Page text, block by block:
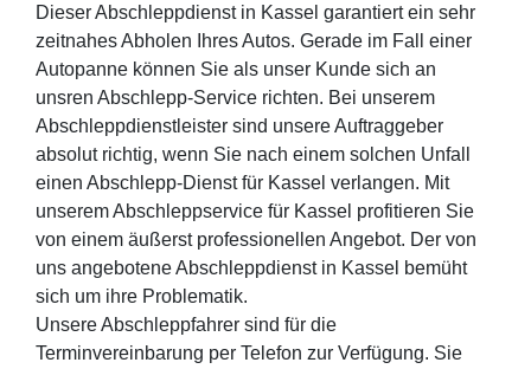
Dieser Abschleppdienst in Kassel garantiert ein sehr
zeitnahes Abholen Ihres Autos. Gerade im Fall einer
Autopanne können Sie als unser Kunde sich an
unsren Abschlepp-Service richten. Bei unserem
Abschleppdienstleister sind unsere Auftraggeber
absolut richtig, wenn Sie nach einem solchen Unfall
einen Abschlepp-Dienst für Kassel verlangen. Mit
unserem Abschleppservice für Kassel profitieren Sie
von einem äußerst professionellen Angebot. Der von
uns angebotene Abschleppdienst in Kassel bemüht
sich um ihre Problematik.
Unsere Abschleppfahrer sind für die
Terminvereinbarung per Telefon zur Verfügung. Sie